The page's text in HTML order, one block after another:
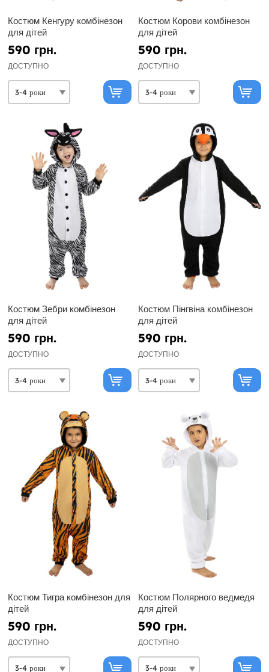
Костюм Кенгуру комбінезон
для дітей
590 грн.
ДОСТУПНО
Костюм Корови комбінезон
для дітей
590 грн.
ДОСТУПНО
Костюм Зебри комбінезон
для дітей
590 грн.
ДОСТУПНО
Костюм Пінгвіна комбінезон
для дітей
590 грн.
ДОСТУПНО
Костюм Тигра комбінезон для
дітей
590 грн.
ДОСТУПНО
Костюм Полярного ведмедя
для дітей
590 грн.
ДОСТУПНО